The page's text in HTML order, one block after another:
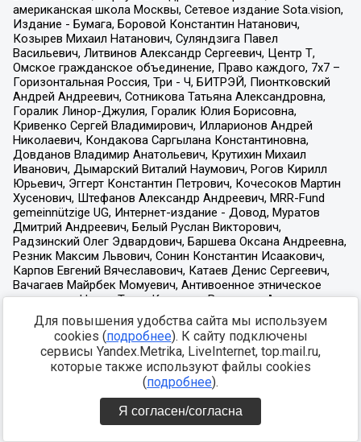
Для повышения удобства сайта мы используем
cookies (подробнее). К сайту подключены
сервисы Yandex.Metrika, LiveInternet, top.mail.ru,
которые также используют файлы cookies
(подробнее).
Я согласен/согласна